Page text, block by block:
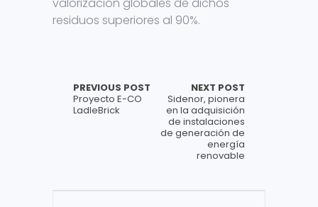
valorización globales de dichos
residuos superiores al 90%.
PREVIOUS POST
Proyecto E-CO
LadleBrick
NEXT POST
Sidenor, pionera
en la adquisición
de instalaciones
de generación de
energía
renovable